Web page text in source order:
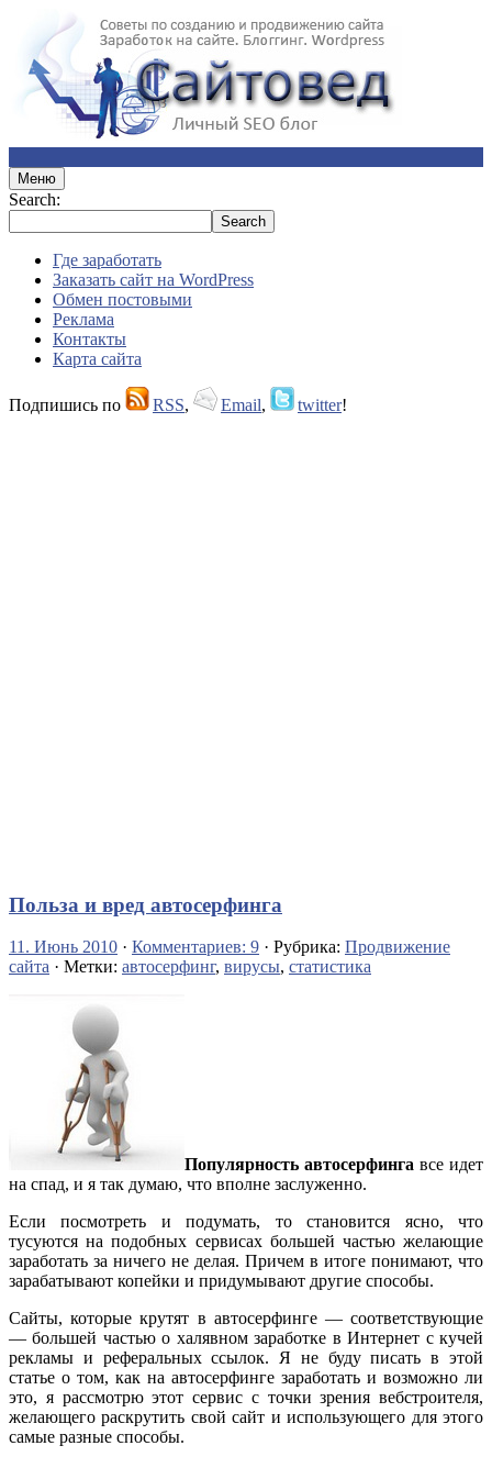
Меню
Search:
Где заработать
Заказать сайт на WordPress
Обмен постовыми
Реклама
Контакты
Карта сайта
Подпишись по RSS, Email, twitter!
Польза и вред автосерфинга
11. Июнь 2010 · Комментариев: 9 · Рубрика: Продвижение
сайта · Метки: автосерфинг, вирусы, статистика
Популярность автосерфинга все идет
на спад, и я так думаю, что вполне заслуженно.
Если посмотреть и подумать, то становится ясно, что
тусуются на подобных сервисах большей частью желающие
заработать за ничего не делая. Причем в итоге понимают, что
зарабатывают копейки и придумывают другие способы.
Сайты, которые крутят в автосерфинге — соответствующие
— большей частью о халявном заработке в Интернет с кучей
рекламы и реферальных ссылок. Я не буду писать в этой
статье о том, как на автосерфинге заработать и возможно ли
это, я рассмотрю этот сервис с точки зрения вебстроителя,
желающего раскрутить свой сайт и использующего для этого
самые разные способы.